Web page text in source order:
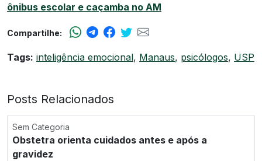
ônibus escolar e caçamba no AM
Compartilhe:
Tags: inteligência emocional, Manaus, psicólogos, USP
Posts Relacionados
Sem Categoria
Obstetra orienta cuidados antes e após a
gravidez